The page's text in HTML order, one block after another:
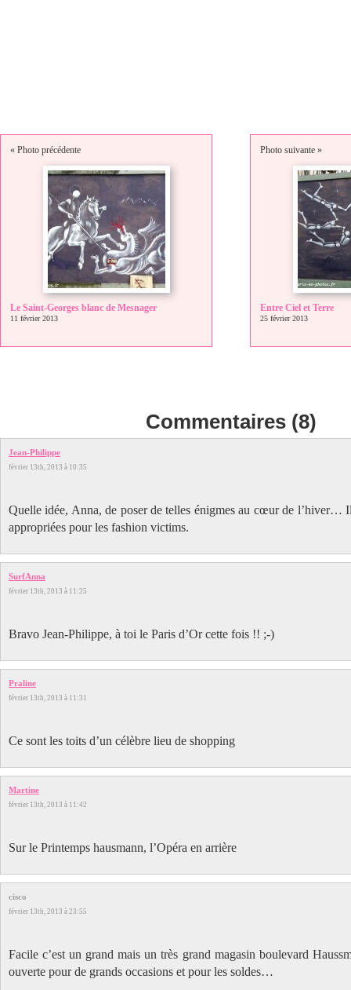
« Photo précédente
Le Saint-Georges blanc de Mesnager
11 février 2013
Photo suivante »
Entre Ciel et Terre
25 février 2013
Commentaires (8)
Jean-Philippe
février 13th, 2013 à 10:35
Quelle idée, Anna, de poser de telles énigmes au cœur de l’hiver…
appropriées pour les fashion victims.
SurfAnna
février 13th, 2013 à 11:25
Bravo Jean-Philippe, à toi le Paris d’Or cette fois !! ;-)
Praline
février 13th, 2013 à 11:31
Ce sont les toits d’un célèbre lieu de shopping
Martine
février 13th, 2013 à 11:42
Sur le Printemps hausmann, l’Opéra en arrière
cisco
février 13th, 2013 à 23:55
Facile c’est un grand mais un très grand magasin boulevard
ouverte pour de grands occasions et pour les soldes…